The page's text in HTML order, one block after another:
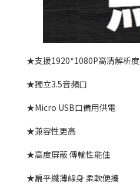
★支援1920*1080P高清解析度
★獨立3.5音頻口
★Micro USB口備用供電
★兼容性更高
★高度屏蔽 傳輸性能佳
★扁平纖薄線身 柔軟便攜